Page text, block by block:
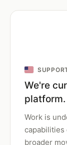
We're
platform.
Work is
capabilities
broader